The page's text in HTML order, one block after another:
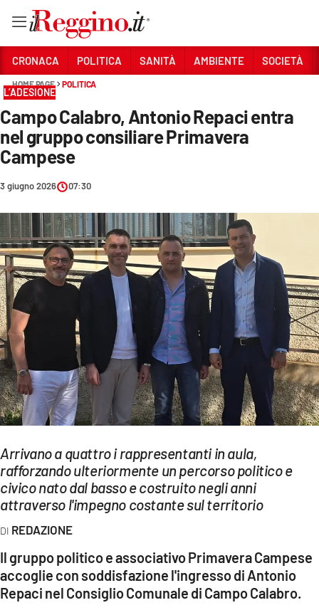
Sezioni
CRONACA
POLITICA
SANITÀ
AMBIENTE
SOCIETÀ
CULTURA
ECONOMIA E LAVORO
EVENTI
SPORT
Streaming
LAC NETWORK
LAC ONAIR
LaC
LACPLAY.IT
LACTV.IT
CRONACA POLITICA SANITÀ AMBIENTE SOCIETÀ
HOME PAGE POLITICA
L’ADESIONE
Campo Calabro, Antonio Repaci entra
nel gruppo consiliare Primavera
Campese
3 giugno 2026 07:30
Arrivano a quattro i rappresentanti in aula,
rafforzando ulteriormente un percorso politico e
civico nato dal basso e costruito negli anni
attraverso l'impegno costante sul territorio
REDAZIONE
Il gruppo politico e associativo Primavera Campese
accoglie con soddisfazione l'ingresso di Antonio
Repaci nel Consiglio Comunale di Campo Calabro.